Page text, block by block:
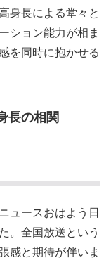
身長による堂々と
ション能力が相ま
を同時に抱かせる
長の相関
ュースおはよう日
。全国放送という
感と期待が伴いま